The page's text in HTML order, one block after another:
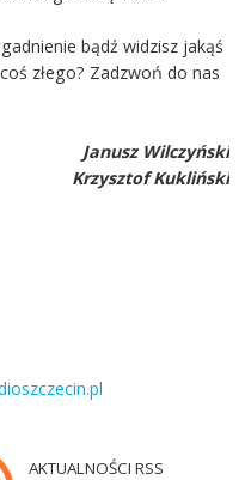
bądź widzisz jakąś
złego? Zadzwoń do nas
Janusz Wilczyński
Krzysztof Kukliński
AKTUALNOŚCI RSS